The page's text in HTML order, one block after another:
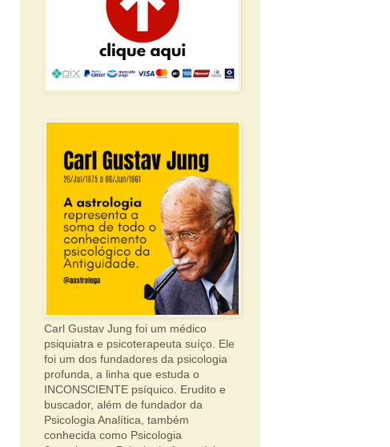
Carl Gustav Jung foi um médico
psiquiatra e psicoterapeuta suíço. Ele
foi um dos fundadores da psicologia
profunda, a linha que estuda o
INCONSCIENTE psíquico. Erudito e
buscador, além de fundador da
Psicologia Analítica, também
conhecida como Psicologia